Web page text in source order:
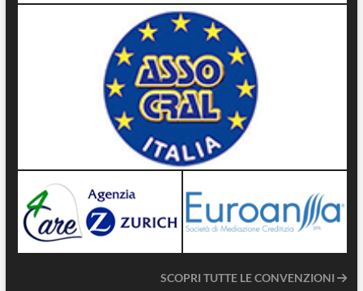
SCOPRI TUTTE LE CONVENZIONI